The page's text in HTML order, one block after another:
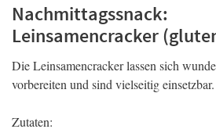
Nachmittagssnack:
Leinsamencracker
Die Leinsamencracker lassen sich
vorbereiten und sind vielseitig einsetzbar.
Zutaten: